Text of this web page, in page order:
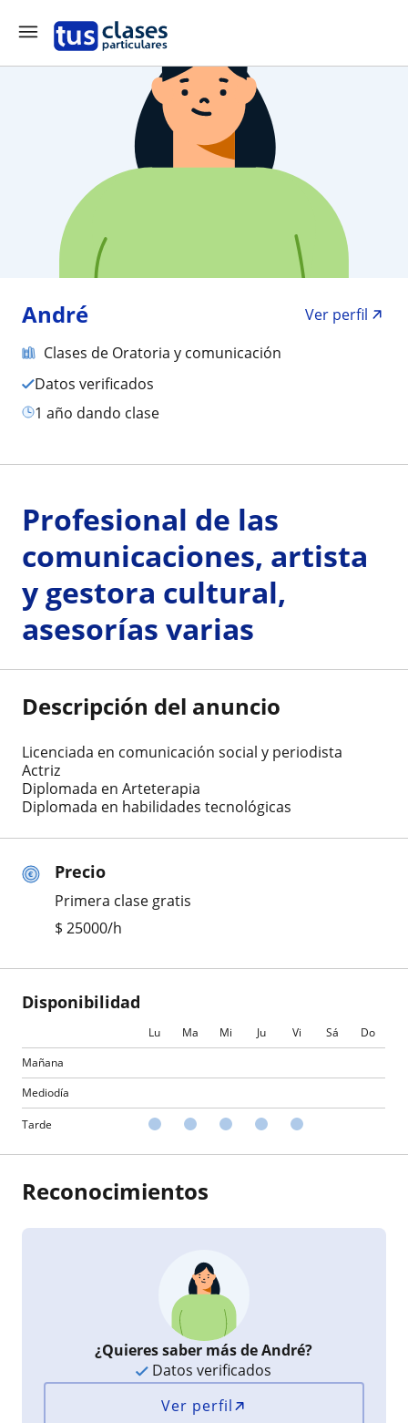
André
Ver perfil
Clases de Oratoria y comunicación
Datos verificados
1 año dando clase
Precio
Primera clase gratis
$ 25000/h
Disponibilidad
Lu Ma Mi Ju Vi Sá
Do
Mañana
Mediodía
Tarde
Profesional de las
comunicaciones, artista
y gestora cultural,
asesorías varias
Descripción del anuncio
Licenciada en comunicación social y periodista
Actriz
Diplomada en Arteterapia
Diplomada en habilidades tecnológicas
Reconocimientos
¿Quieres saber más de André?
Datos verificados
Ver perfil